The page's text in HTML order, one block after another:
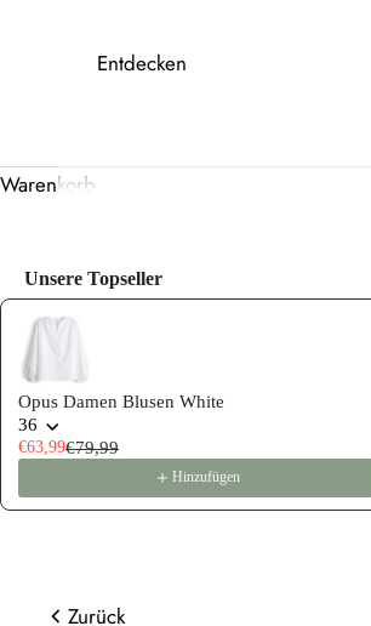
Entdecken
Warenkorb
Unsere Topseller
Use the Previous and Next buttons to
Opus Damen Blusen White
36
€63,99€79,99
Hinzufügen
Zurück